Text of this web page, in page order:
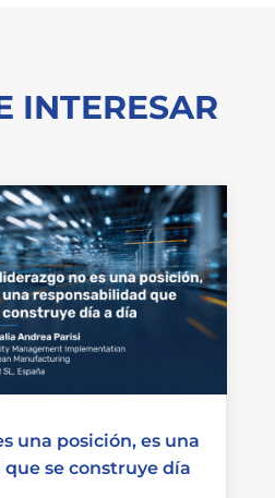
INTERESAR
una posición, es una
se construye día